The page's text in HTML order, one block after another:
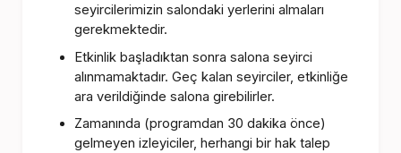
seyircilerimizin salondaki yerlerini almaları
gerekmektedir.
Etkinlik başladıktan sonra salona seyirci
alınmamaktadır. Geç kalan seyirciler, etkinliğe
ara verildiğinde salona girebilirler.
Zamanında (programdan 30 dakika önce)
gelmeyen izleyiciler, herhangi bir hak talep